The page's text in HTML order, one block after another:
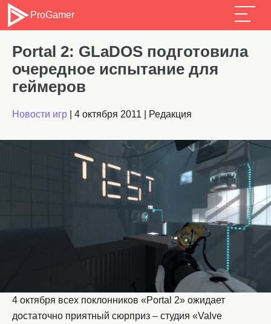
ProGamer
Portal 2: GLaDOS подготовила
очередное испытание для
геймеров
Новости игр 4 октября 2011 Редакция
4 октября всех поклонников «Portal 2» ожидает
достаточно приятный сюрприз – студия «Valve